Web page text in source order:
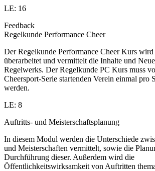
LE: 16
Feedback
Regelkunde Performance Cheer
Der Regelkunde Performance Cheer Kurs wird
überarbeitet und vermittelt die Inhalte und
Regelwerks. Der Regelkunde PC Kurs muss
Cheersport-Serie startenden Verein einmal pro
werden.
LE: 8
Auftritts- und Meisterschaftsplanung
In diesem Modul werden die Unterschiede
und Meisterschaften vermittelt, sowie die
Durchführung dieser. Außerdem wird die
Öffentlichkeitswirksamkeit von Auftritten